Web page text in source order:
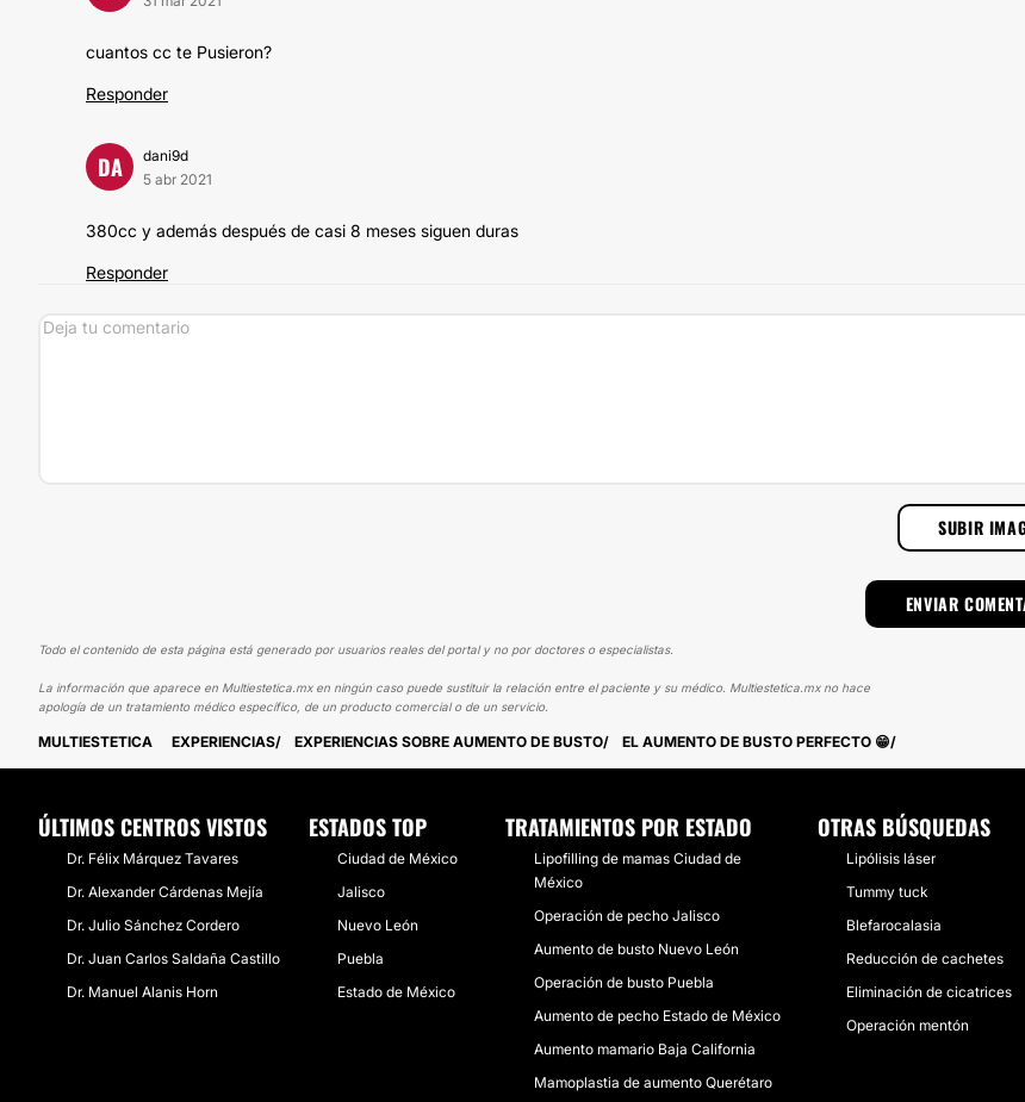
cuantos cc te Pusieron?
Responder
DA
dani9d
5 abr 2021
380cc y además después de casi 8 meses siguen duras
Responder
SUBIR
Todo el contenido de esta página está generado por usuarios reales del portal y no por doctores o especialistas.
La información que aparece en Multiestetica.mx en ningún caso puede sustituir la relación entre el paciente y su médico. Multiestetica.mx no hace
apología de un tratamiento médico específico, de un producto comercial o de un servicio.
MULTIESTETICA EXPERIENCIAS EXPERIENCIAS SOBRE AUMENTO DE BUSTO EL AUMENTO DE BUSTO PERFECTO 😁
ÚLTIMOS CENTROS VISTOS
Dr. Félix Márquez Tavares
Dr. Alexander Cárdenas Mejía
Dr. Julio Sánchez Cordero
Dr. Juan Carlos Saldaña Castillo
Dr. Manuel Alanis Horn
ESTADOS TOP
Ciudad de México
Jalisco
Nuevo León
Puebla
Estado de México
TRATAMIENTOS POR ESTADO
Lipofilling de mamas Ciudad de
México
Operación de pecho Jalisco
Aumento de busto Nuevo León
Operación de busto Puebla
Aumento de pecho Estado de México
Aumento mamario Baja California
Mamoplastia de aumento Querétaro
OTRAS BÚSQUEDAS
Lipólisis láser
Tummy tuck
Blefarocalasia
Reducción de cachetes
Eliminación de cicatrices
Operación mentón